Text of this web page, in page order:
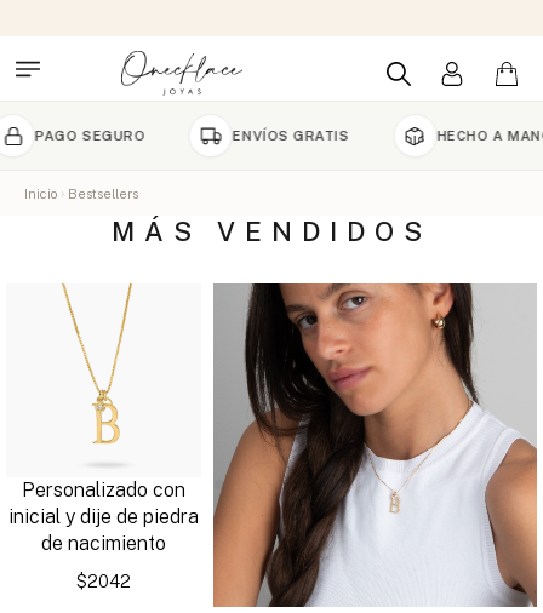
SEGURO ENVÍOS GRATIS HECHO A MANO
Inicio Bestsellers
MÁS VENDIDOS
Personalizado con
inicial y dije de piedra
de nacimiento
$2042